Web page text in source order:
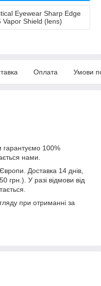
Eyewear Sharp Edge
Shield (lens)
Оплата Умови
100%
нами.
Доставка 14 днів,
У разі відмови від
при отриманні за